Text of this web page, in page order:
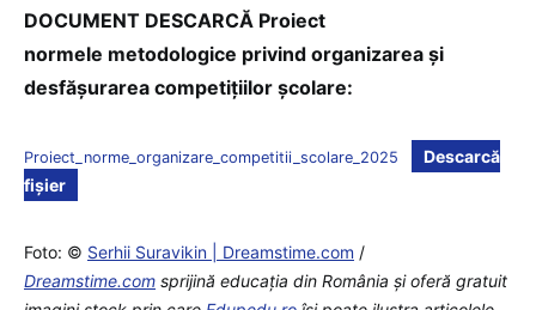
DOCUMENT DESCARCĂ Proiect
normele metodologice privind organizarea şi
desfășurarea competițiilor școlare:
Proiect_norme_organizare_competitii_scolare_2025
Descarcă
fișier
Foto: © Serhii Suravikin | Dreamstime.com /
Dreamstime.com sprijină educaţia din România şi oferă gratuit